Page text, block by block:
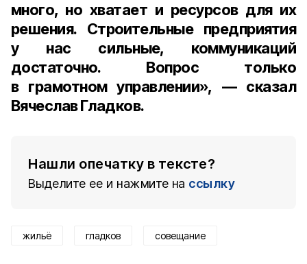
много, но хватает и ресурсов для их
решения. Строительные предприятия
у нас сильные, коммуникаций
достаточно. Вопрос только
в грамотном управлении», — сказал
Вячеслав Гладков.
Нашли опечатку в тексте?
Выделите ее и нажмите на ссылку
жильё гладков совещание